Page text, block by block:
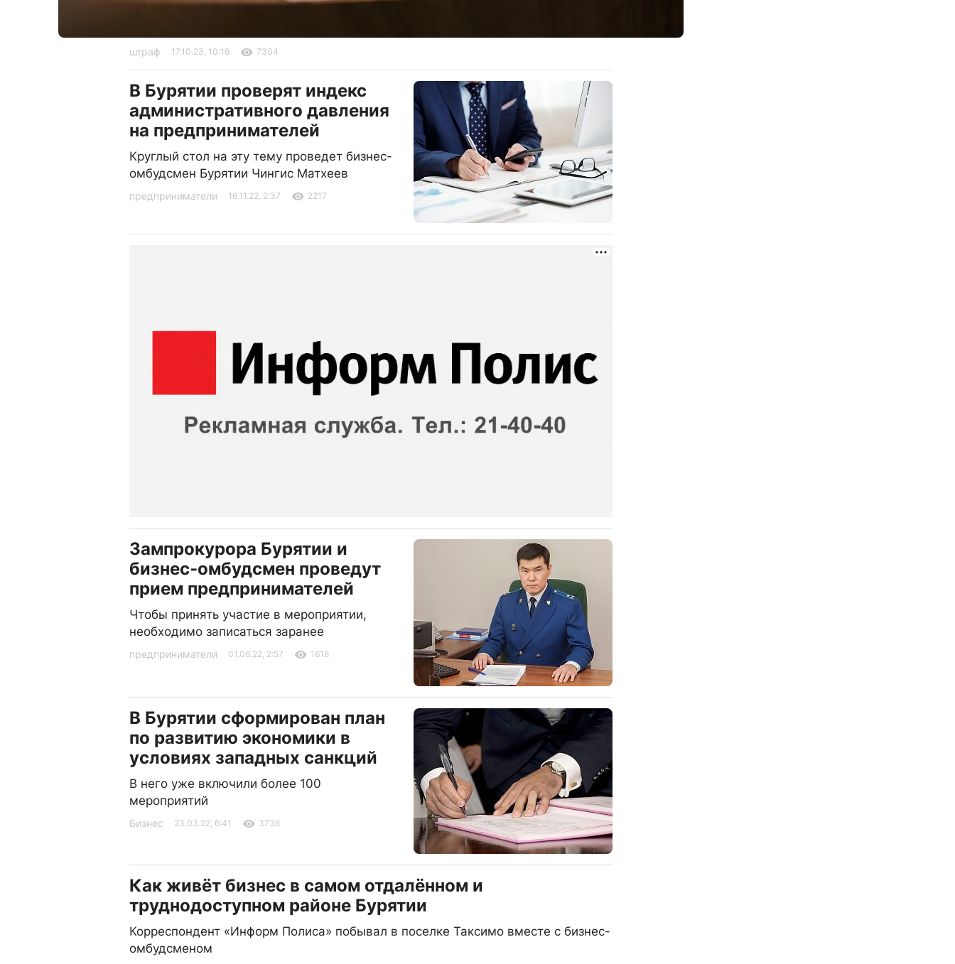
штраф 17.10.23, 10:16 7304
В Бурятии проверят индекс
административного давления
на предпринимателей
Круглый стол на эту тему проведет бизнес-
омбудсмен Бурятии Чингис Матхеев
предприниматели 16.11.22, 2:37 2217
Зампрокурора Бурятии и
бизнес-омбудсмен проведут
прием предпринимателей
Чтобы принять участие в мероприятии,
необходимо записаться заранее
предприниматели 01.06.22, 2:57 1618
В Бурятии сформирован план
по развитию экономики в
условиях западных санкций
В него уже включили более 100
мероприятий
Бизнес 23.03.22, 6:41 3736
Как живёт бизнес в самом отдалённом и
труднодоступном районе Бурятии
Корреспондент «Информ Полиса» побывал в поселке Таксимо вместе с бизнес-
омбудсменом